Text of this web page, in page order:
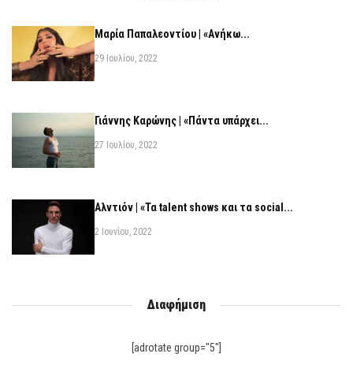
Μαρία Παπαλεοντίου | «Ανήκω...
29 Ιουλίου, 2022
Γιάννης Καρώνης | «Πάντα υπάρχει...
27 Ιουλίου, 2022
Αλντιόν | «Τα talent shows και τα social...
2 Ιουνίου, 2022
Διαφήμιση
[adrotate group="5"]